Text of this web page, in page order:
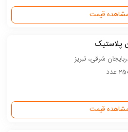
قیمت
پلاستیک
شرقی، تبریز
عدد
قیمت